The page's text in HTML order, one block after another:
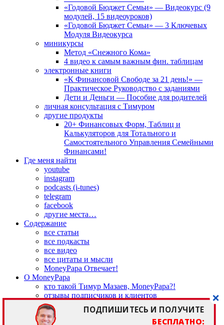
«Годовой Бюджет Семьи» — Видеокурс (9
модулей, 15 видеоуроков)
«Годовой Бюджет Семьи» — 3 Ключевых
Модуля Видеокурса
миникурсы
Метод «Снежного Кома»
4 видео к самым важным фин. таблицам
электронные книги
«К Финансовой Свободе за 21 день!» —
Практическое Руководство с заданиями
Дети и Деньги — Пособие для родителей
личная консультация с Тимуром
другие продукты
20+ Финансовых Форм, Таблиц и
Калькуляторов для Тотального и
Самостоятельного Управления Семейными
Финансами!
Где меня найти
youtube
instagram
podcasts (i-tunes)
telegram
facebook
другие места…
Содержание
все статьи
все подкасты
все видео
все цитаты и мысли
MoneyPapa Отвечает!
О MoneyPapa
кто такой Тимур Мазаев, MoneyPapa?!
отзывы подписчиков и клиентов
——————————
мои любимые приложения и сайты
последние прочитанные книги
ПОДПИШИТЕСЬ И ПОЛУЧИТЕ
БЕСПЛАТНО: